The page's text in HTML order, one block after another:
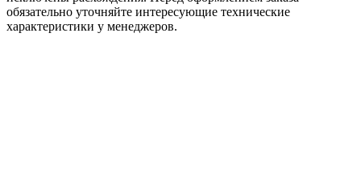
обязательно уточняйте интересующие технические
характеристики у менеджеров.